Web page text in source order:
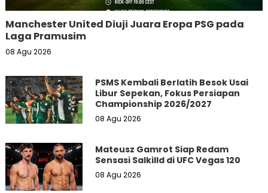
Manchester United Diuji Juara Eropa PSG pada
Laga Pramusim
08 Agu 2026
PSMS Kembali Berlatih Besok Usai
Libur Sepekan, Fokus Persiapan
Championship 2026/2027
08 Agu 2026
Mateusz Gamrot Siap Redam
Sensasi Salkilld di UFC Vegas 120
08 Agu 2026